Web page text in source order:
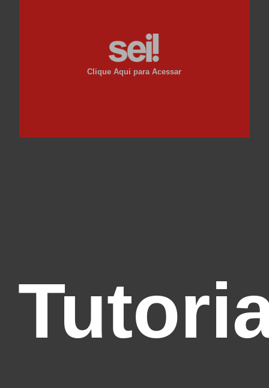
Clique Aqui para Acessar